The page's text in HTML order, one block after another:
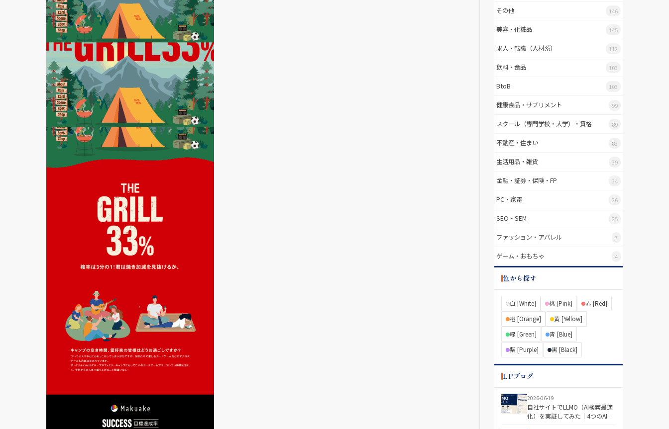
その他 146
美容・化粧品 145
求人・転職（人材系） 112
飲料・食品 103
BtoB 103
健康食品・サプリメント 99
スクール（専門学校・大学）・資格 89
不動産・住まい 83
生活用品・雑貨 39
金融・証券・保険・FP 34
PC・家電 26
SEO・SEM 25
ファッション・アパレル 7
ゲーム・おもちゃ 4
色から探す
白 [White] 桃 [Pink]
赤 [Red]
橙 [Orange]
黄 [Yellow]
緑 [Green]
青 [Blue]
紫 [Purple]
黒 [Black]
LPブログ
2026-06-19
自社サイトでLLMO（AI検索最適
化）を実証してみた｜4つのAIで